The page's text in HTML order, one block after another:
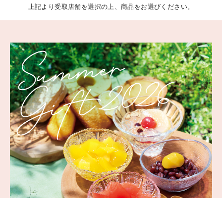
上記より受取店舗を選択の上、商品をお選びください。